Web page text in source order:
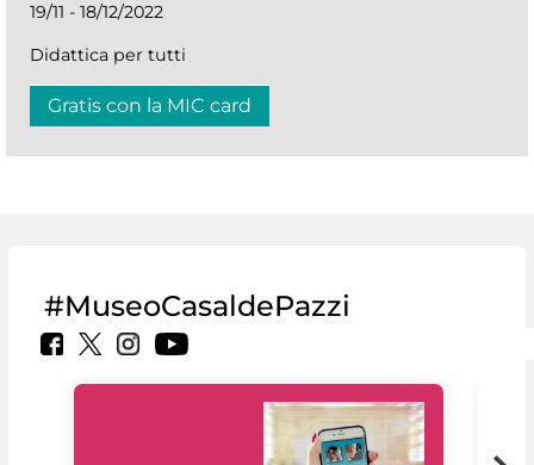
19/11 - 18/12/2022
Didattica per tutti
Gratis con la MIC card
#MuseoCasaldePazzi